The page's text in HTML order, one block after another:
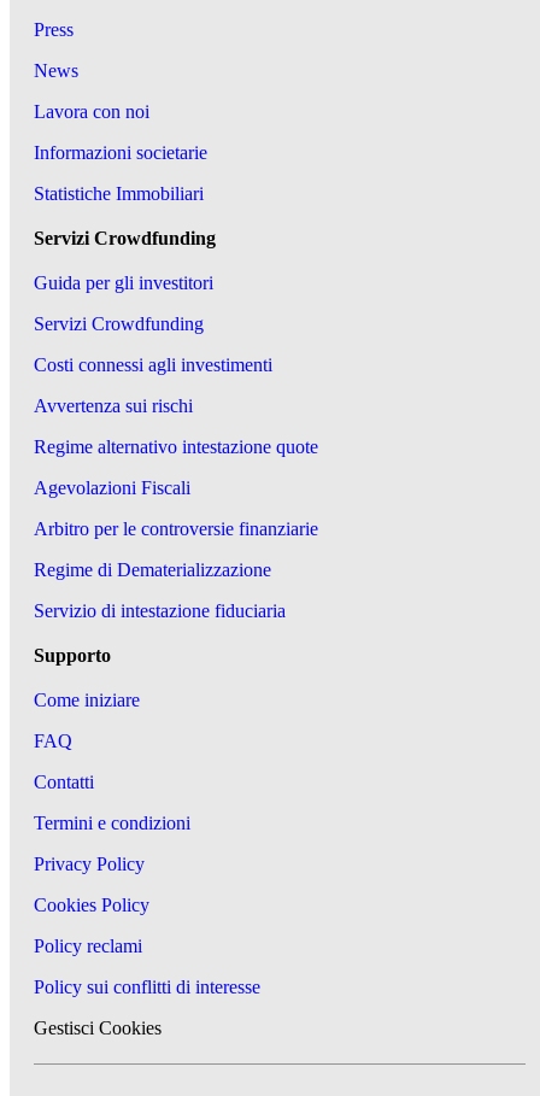
Press
News
Lavora con noi
Informazioni societarie
Statistiche Immobiliari
Servizi Crowdfunding
Guida per gli investitori
Servizi Crowdfunding
Costi connessi agli investimenti
Avvertenza sui rischi
Regime alternativo intestazione quote
Agevolazioni Fiscali
Arbitro per le controversie finanziarie
Regime di Dematerializzazione
Servizio di intestazione fiduciaria
Supporto
Come iniziare
FAQ
Contatti
Termini e condizioni
Privacy Policy
Cookies Policy
Policy reclami
Policy sui conflitti di interesse
Gestisci Cookies